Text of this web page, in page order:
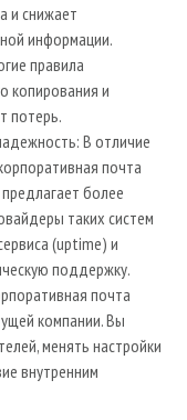
и снижает
информации.
правила
копирования и
потерь.
В отличие
почта
более
таких систем
(uptime) и
поддержку.
почта
компании. Вы
менять настройки
внутренним